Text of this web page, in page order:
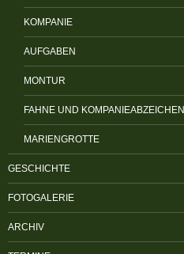
KOMPANIE
AUFGABEN
MONTUR
FAHNE UND KOMPANIEABZEICHEN
MARIENGROTTE
GESCHICHTE
FOTOGALERIE
ARCHIV